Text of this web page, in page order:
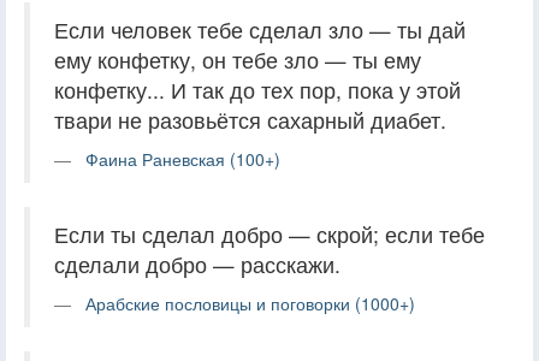
Если человек тебе сделал зло — ты дай
ему конфетку, он тебе зло — ты ему
конфетку... И так до тех пор, пока у этой
твари не разовьётся сахарный диабет.
Фаина Раневская (100+)
Если ты сделал добро — скрой; если тебе
сделали добро — расскажи.
Арабские пословицы и поговорки (1000+)